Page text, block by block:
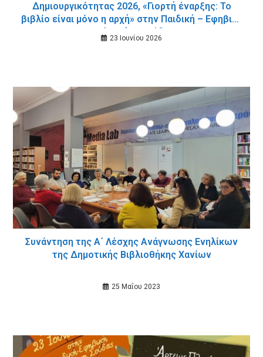
Δημιουργικότητας 2026, «Γιορτή έναρξης: Το
βιβλίο είναι μόνο η αρχή» στην Παιδική – Εφηβική
Βιβλιοθήκη Σούδας
23 Ιουνίου 2026
Συνάντηση της Α΄ Λέσχης Ανάγνωσης Ενηλίκων
της Δημοτικής Βιβλιοθήκης Χανίων
25 Μαΐου 2023